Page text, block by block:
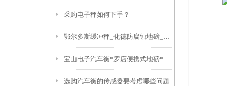
采购电子秤如何下手？
鄂尔多斯缓冲秤_化德防腐蚀地磅_鄂伦春自治旗带打印秤产品特点
宝山电子汽车衡*罗店便携式地磅*东平电子地磅*徐行防爆秤
选购汽车衡的传感器要考虑哪些问题